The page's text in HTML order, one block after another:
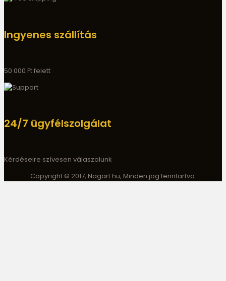
Ingyenes szállítás
50 000 Ft felett
24/7 ügyfélszolgálat
Kérdéseire szívesen válaszolunk
Copyright © 2017, Nagart.hu, Minden jog fenntartva.